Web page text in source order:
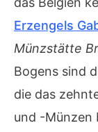
Erzengels
Münzstätte
Bogens sind
die das
und -Münzen